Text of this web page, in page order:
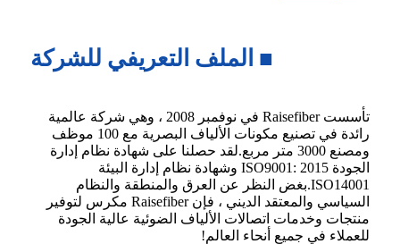
■ الملف التعريفي للشركة
تأسست Raisefiber في نوفمبر 2008 ، وهي شركة عالمية
رائدة في تصنيع مكونات الألياف البصرية مع 100 موظف
ومصنع 3000 متر مربع.لقد حصلنا على شهادة نظام إدارة
الجودة ISO9001: 2015 وشهادة نظام إدارة البيئة
ISO14001.بغض النظر عن العرق والمنطقة والنظام
السياسي والمعتقد الديني ، فإن Raisefiber مكرس لتوفير
منتجات وخدمات اتصالات الألياف الضوئية عالية الجودة
للعملاء في جميع أنحاء العالم!